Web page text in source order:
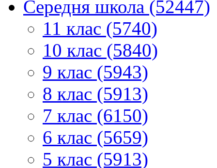
Середня школа (52447)
11 клас (5740)
10 клас (5840)
9 клас (5943)
8 клас (5913)
7 клас (6150)
6 клас (5659)
5 клас (5913)